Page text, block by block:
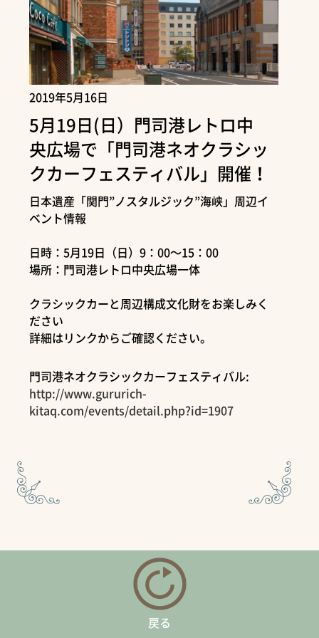
2019年5月16日
5月19日(日）門司港レトロ中
央広場で「門司港ネオクラシッ
クカーフェスティバル」開催！
日本遺産「関門”ノスタルジック”海峡」周辺イ
ベント情報
日時：5月19日（日）9：00～15：00
場所：門司港レトロ中央広場一体
クラシックカーと周辺構成文化財をお楽しみく
ださい
詳細はリンクからご確認ください。
門司港ネオクラシックカーフェスティバル:
http://www.gururich-
kitaq.com/events/detail.php?id=1907
戻る